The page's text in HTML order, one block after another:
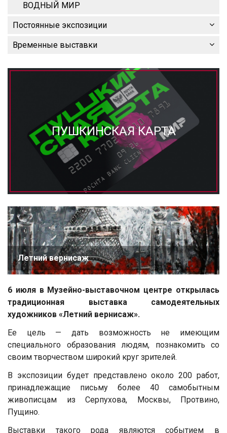
ВОДНЫЙ МИР
Постоянные экспозиции
Временные выставки
ПУШКИНСКАЯ КАРТА
Летний вернисаж
6 июля в Музейно-выставочном центре открылась
традиционная выставка самодеятельных
художников «Летний вернисаж».
Ее цель — дать возможность не имеющим
специального образования людям, познакомить со
своим творчеством широкий круг зрителей.
В экспозиции будет представлено около 200 работ,
принадлежащие письму более 40 самобытным
живописцам из Серпухова, Москвы, Протвино,
Пущино.
Выставки такого рода являются событием в